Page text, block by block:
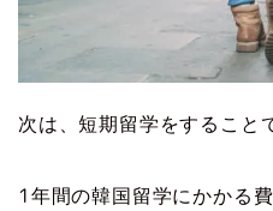
次は、短期留学をすること
1年間の韓国留学にかかる